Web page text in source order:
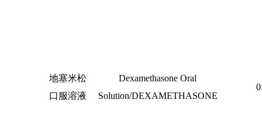
地塞米松
口服溶液
Dexamethasone Oral
Solution/DEXAMETHASONE